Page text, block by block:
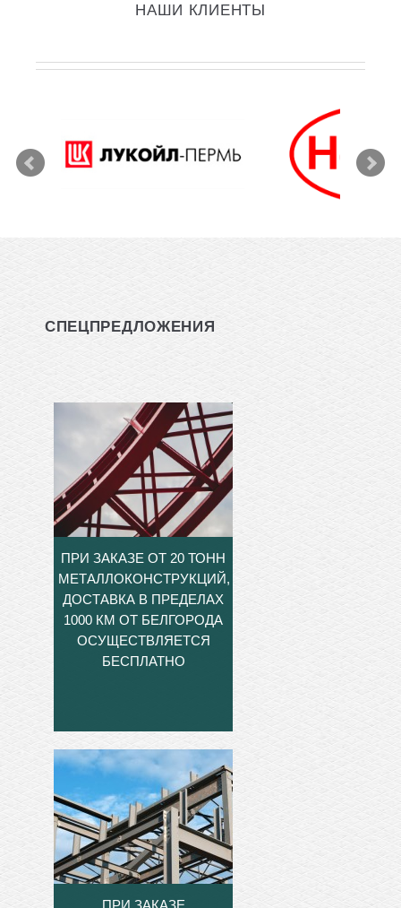
НАШИ КЛИЕНТЫ
СПЕЦПРЕДЛОЖЕНИЯ
ПРИ ЗАКАЗЕ ОТ 20 ТОНН
МЕТАЛЛОКОНСТРУКЦИЙ,
ДОСТАВКА В ПРЕДЕЛАХ
1000 КМ ОТ БЕЛГОРОДА
ОСУЩЕСТВЛЯЕТСЯ
БЕСПЛАТНО